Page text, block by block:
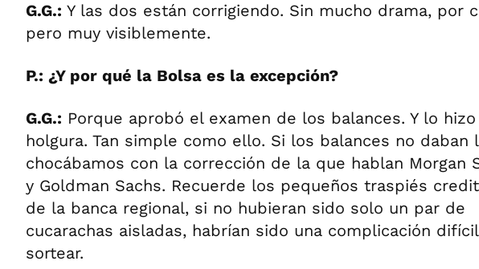
G.G.: Y las dos están corrigiendo. Sin mucho drama, por
pero muy visiblemente.
P.: ¿Y por qué la Bolsa es la excepción?
G.G.: Porque aprobó el examen de los balances. Y lo
holgura. Tan simple como ello. Si los balances no daban
chocábamos con la corrección de la que hablan Morgan
y Goldman Sachs. Recuerde los pequeños traspiés
de la banca regional, si no hubieran sido solo un par de
cucarachas aisladas, habrían sido una complicación
sortear.